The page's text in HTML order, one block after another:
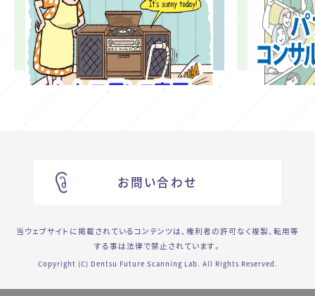
お問い合わせ
当ウェブサイトに掲載されているコンテンツは、権利者の許可なく複製、転用等
する事は法律で禁止されています。
Copyright (C) Dentsu Future Scanning Lab. All Rights Reserved.